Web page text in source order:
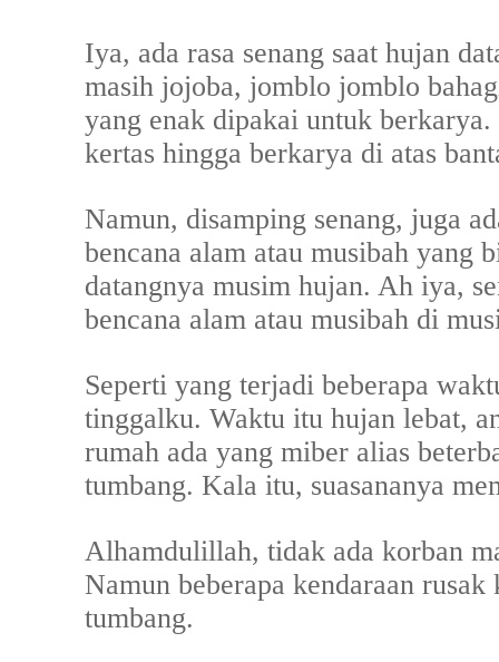
Iya, ada rasa senang saat hujan
masih jojoba, jomblo jomblo
yang enak dipakai untuk
kertas hingga berkarya di atas
Namun, disamping senang, juga
bencana alam atau musibah yang
datangnya musim hujan. Ah iya,
bencana alam atau musibah di
Seperti yang terjadi beberapa
tinggalku. Waktu itu hujan lebat,
rumah ada yang miber alias
tumbang. Kala itu, suasananya
Alhamdulillah, tidak ada korban
Namun beberapa kendaraan
tumbang.